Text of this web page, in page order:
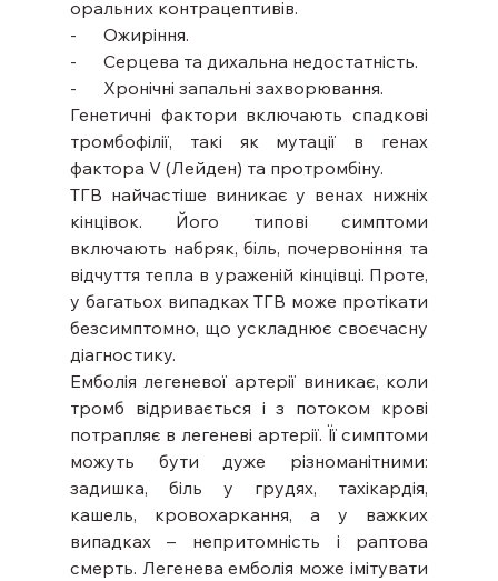
оральних контрацептивів.
-      Ожиріння.
-      Серцева та дихальна недостатність.
-      Хронічні запальні захворювання.
Генетичні фактори включають спадкові
тромбофілії, такі як мутації в генах
фактора V (Лейден) та протромбіну.
ТГВ найчастіше виникає у венах нижніх
кінцівок. Його типові симптоми
включають набряк, біль, почервоніння та
відчуття тепла в ураженій кінцівці. Проте,
у багатьох випадках ТГВ може протікати
безсимптомно, що ускладнює своєчасну
діагностику.
Емболія легеневої артерії виникає, коли
тромб відривається і з потоком крові
потрапляє в легеневі артерії. Її симптоми
можуть бути дуже різноманітними:
задишка, біль у грудях, тахікардія,
кашель, кровохаркання, а у важких
випадках – непритомність і раптова
смерть. Легенева емболія може імітувати